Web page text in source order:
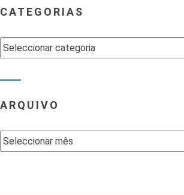
CATEGORIAS
Categorias
ARQUIVO
Arquivo